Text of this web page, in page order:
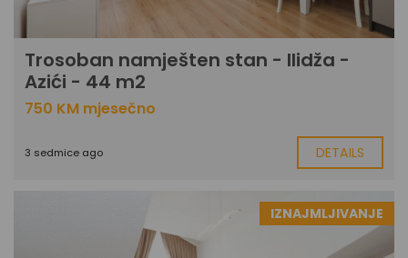
Trosoban namješten stan - Ilidža -
Azići - 44 m2
750 KM mjesečno
3 sedmice ago DETAILS
IZNAJMLJIVANJE